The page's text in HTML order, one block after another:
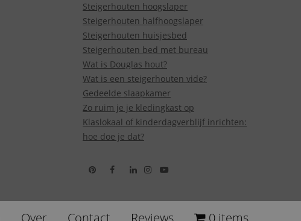
Steigerhouten hoogslaper
Steigerhouten halfhoogslaper
Steigerhouten huisjesbed
Steigerhouten bed met bureau
Wat is Douglas hout?
Wat is een steigerhouten vide?
Gedeelde slaapkamer
Zo ruim je je kledingkast op
Klaslokaal of kinderdagverblijf inrichten:
hoe doe je dat?
Over Contact Reviews 0 items